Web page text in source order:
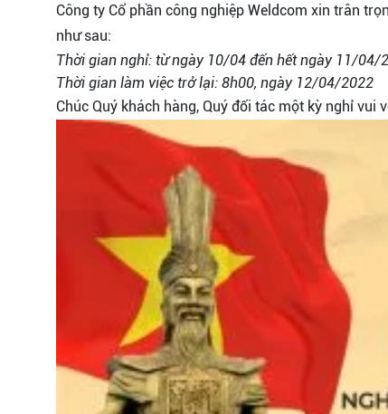
Công ty Cổ phần công nghiệp Weldcom xin trân
như sau:
Thời gian nghỉ: từ ngày 10/04 đến hết ngày 11/04/
Thời gian làm việc trở lại: 8h00, ngày 12/04/2022
Chúc Quý khách hàng, Quý đối tác một kỳ nghỉ vui